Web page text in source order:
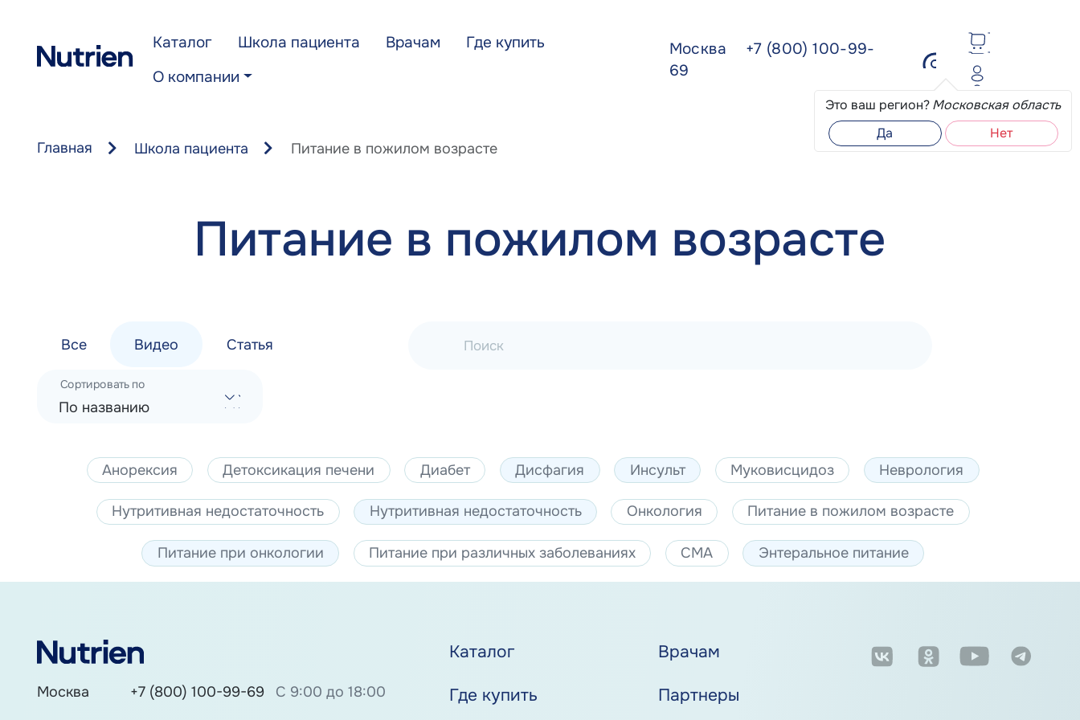
Каталог Школа пациента Врачам
Где купить
О компании
Москва
+7 (800) 100-99-
69
Это ваш регион?Московская область
Да
Нет
Главная Школа пациента Питание в пожилом возрасте
Питание в пожилом возрасте
Все Видео Статья Поиск
По названию
Сортировать по
Анорексия Детоксикация печени Диабет Дисфагия Инсульт Муковисцидоз Неврология
Нутритивная недостаточность Нутритивная недостаточность Онкология Питание в пожилом возрасте
Питание при онкологии Питание при различных заболеваниях СМА Энтеральное питание
Москва +7 (800) 100-99-69
С 9:00 до 18:00
Каталог Врачам
Где купить Партнеры